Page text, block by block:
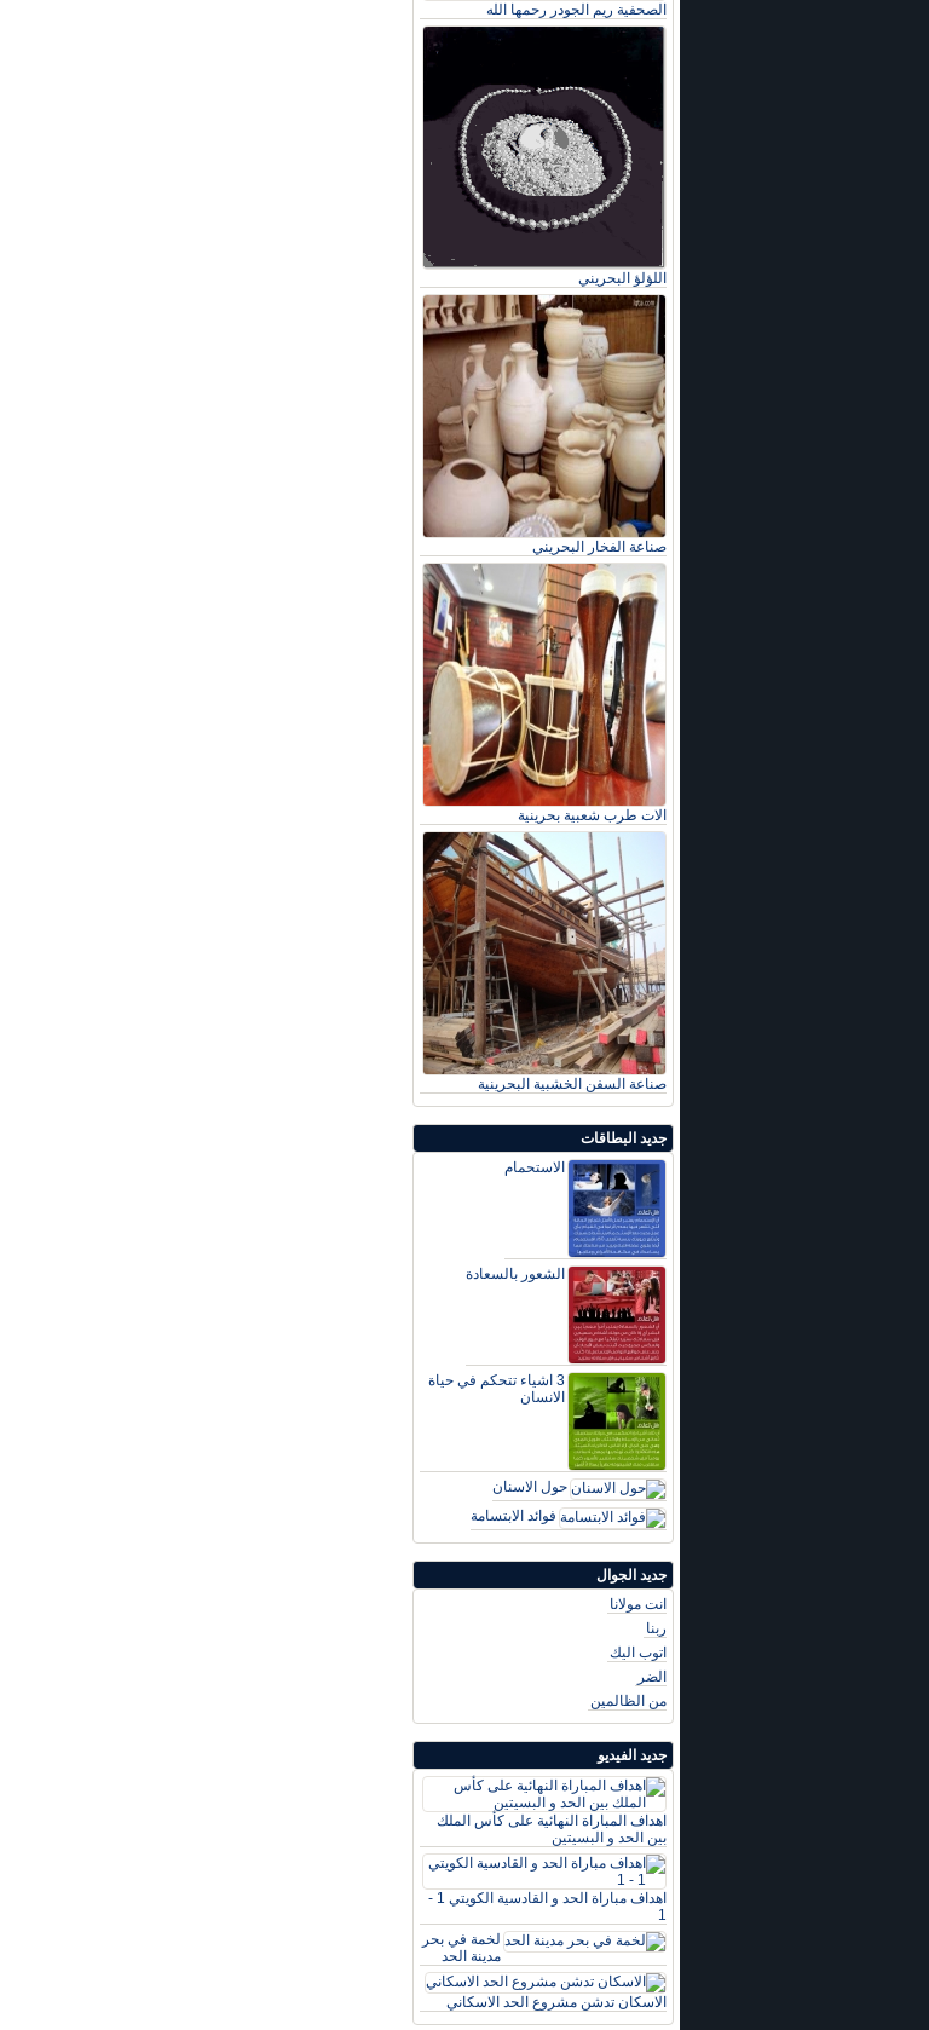
الصحفية ريم الجودر رحمها الله
اللؤلؤ البحريني
صناعة الفخار البحريني
الات طرب شعبية بحرينية
صناعة السفن الخشبية البحرينية
جديد البطاقات
الاستحمام
الشعور بالسعادة
3 اشياء تتحكم في حياة
الانسان
حول الاسنان
فوائد الابتسامة
جديد الجوال
انت مولانا
ربنا
اتوب اليك
الضر
من الظالمين
جديد الفيديو
اهداف المباراة النهائية على كأس الملك
بين الحد و البسيتين
اهداف مباراة الحد و القادسية الكويتي 1 -
1
لخمة في بحر
مدينة الحد
الاسكان تدشن مشروع الحد الاسكاني